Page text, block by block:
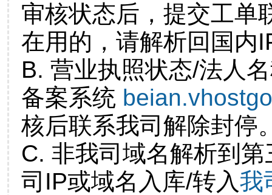
审核状态后，提交工单
在用的，请解析回国内
B. 营业执照状态/法人
备案系统
核后联系我司解除封停
C. 非我司域名解析到
司IP或域名入库/转入我